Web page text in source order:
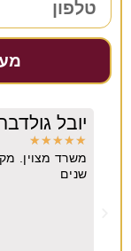
יובל
★
★
★
★
★
משרד מצוין.
שנים